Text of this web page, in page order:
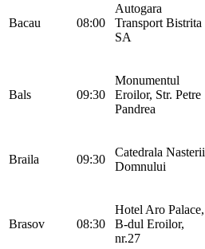
Bacau 08:00
Autogara
Transport Bistrita
SA
Bals 09:30
Monumentul
Eroilor, Str. Petre
Pandrea
Braila 09:30
Catedrala Nasterii
Domnului
Brasov 08:30
Hotel Aro Palace,
B-dul Eroilor,
nr.27